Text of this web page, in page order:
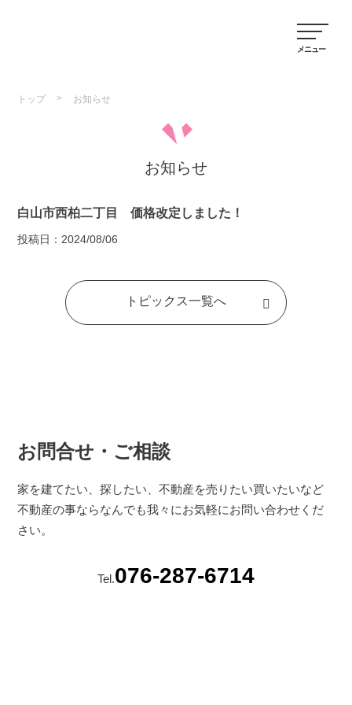
トップ > お知らせ
お知らせ
白山市西柏二丁目 価格改定しました！
投稿日： 2024/08/06
トピックス一覧へ
お問合せ・ご相談
家を建てたい、探したい、不動産を売りたい買いたいなど
不動産の事ならなんでも我々にお気軽にお問い合わせくだ
さい。
Tel.076-287-6714